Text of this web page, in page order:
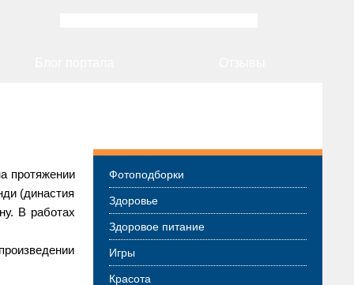
протяжении
(династия
В работах
Фотоподборки
Здоровье
Здоровое питание
Игры
Красота